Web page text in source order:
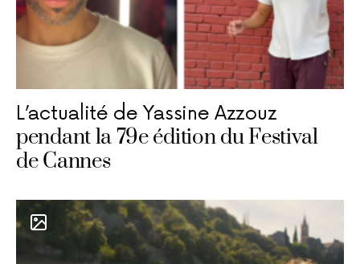
L’actualité de Yassine Azzouz
pendant la 79e édition du Festival
de Cannes